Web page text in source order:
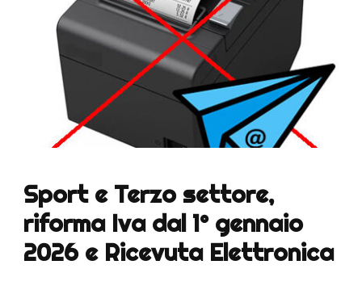
Sport e Terzo settore,
riforma Iva dal 1° gennaio
2026 e Ricevuta Elettronica